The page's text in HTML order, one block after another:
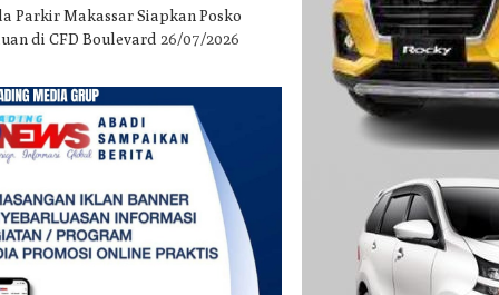
Parkir Makassar Siapkan Posko
di CFD Boulevard 26/07/2026